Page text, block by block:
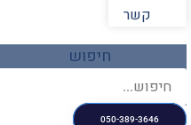
קשר
חיפוש
050-389-3646